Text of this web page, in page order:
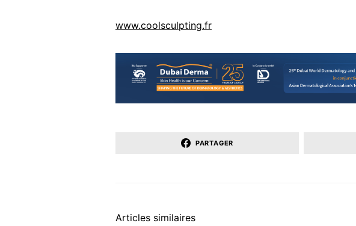
www.coolsculpting.fr
PARTAGER
Articles similaires